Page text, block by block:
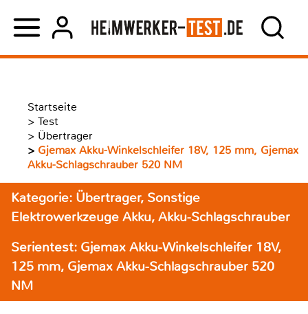
Startseite
> Test
> Übertrager
> Gjemax Akku-Winkelschleifer 18V, 125 mm, Gjemax
Akku-Schlagschrauber 520 NM
Kategorie: Übertrager, Sonstige
Elektrowerkzeuge Akku, Akku-Schlagschrauber
Serientest: Gjemax Akku-Winkelschleifer 18V,
125 mm, Gjemax Akku-Schlagschrauber 520
NM